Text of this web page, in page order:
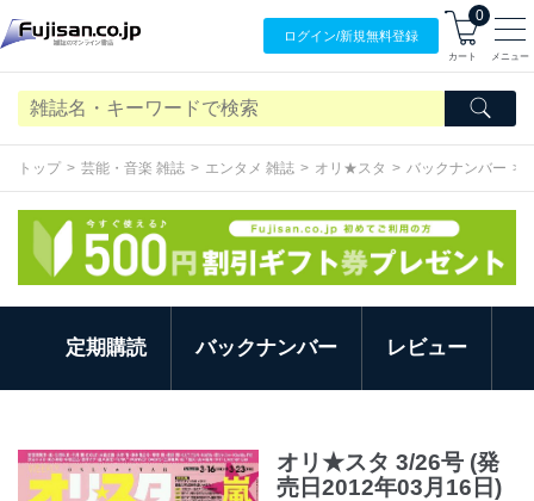
ログイン/新規無料登録
0
カート メニュー
トップ 芸能・音楽 雑誌 エンタメ 雑誌 オリ★スタ バックナンバー
定期購読 バックナンバー レビュー
オリ★スタ 3/26号 (発
売日2012年03月16日)